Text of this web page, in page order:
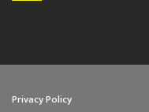
Privacy Policy